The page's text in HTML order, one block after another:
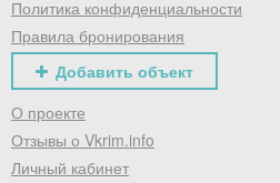
Политика конфиденциальности
Правила бронирования
Добавить объект
О проекте
Отзывы о Vkrim.info
Личный кабинет